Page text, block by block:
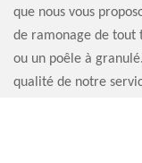
que nous vous
de ramonage de tout
ou un poêle à
qualité de notre